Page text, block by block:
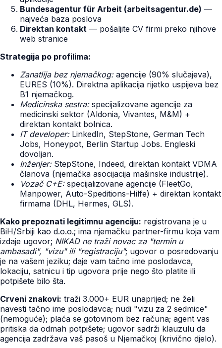
Bundesagentur für Arbeit (arbeitsagentur.de) —
najveća baza poslova
Direktan kontakt — pošaljite CV firmi preko njihove
web stranice
Strategija po profilima:
Zanatlija bez njemačkog:agencije (90% slučajeva),
EURES (10%). Direktna aplikacija rijetko uspijeva bez
B1 njemačkog.
Medicinska sestra:specijalizovane agencije za
medicinski sektor (Aldonia, Vivantes, M&M) +
direktan kontakt bolnica.
IT developer:LinkedIn, StepStone, German Tech
Jobs, Honeypot, Berlin Startup Jobs. Engleski
dovoljan.
Inženjer:StepStone, Indeed, direktan kontakt VDMA
članova (njemačka asocijacija mašinske industrije).
Vozač C+E:specijalizovane agencije (FleetGo,
Manpower, Auto-Speditions-Hilfe) + direktan kontakt
firmama (DHL, Hermes, GLS).
Kako prepoznati legitimnu agenciju: registrovana je u
BiH/Srbiji kao d.o.o.; ima njemačku partner-firmu koja vam
izdaje ugovor; NIKAD ne traži novac za "termin u
ambasadi", "vizu" ili "registraciju"; ugovor o posredovanju
je na vašem jeziku; daje vam tačno ime poslodavca,
lokaciju, satnicu i tip ugovora prije nego što platite ili
potpišete bilo šta.
Crveni znakovi: traži 3.000+ EUR unaprijed; ne želi
navesti tačno ime poslodavca; nudi "vizu za 2 sedmice"
(nemoguće); plaća se gotovinom bez računa; agent vas
pritiska da odmah potpišete; ugovor sadrži klauzulu da
agencija zadržava vaš pasoš u Njemačkoj (krivično djelo).